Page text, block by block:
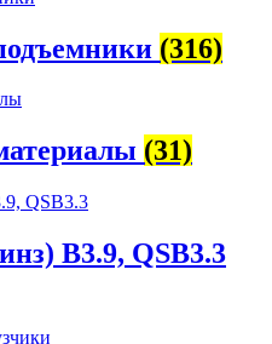
(316)
(31)
B3.9, QSB3.3